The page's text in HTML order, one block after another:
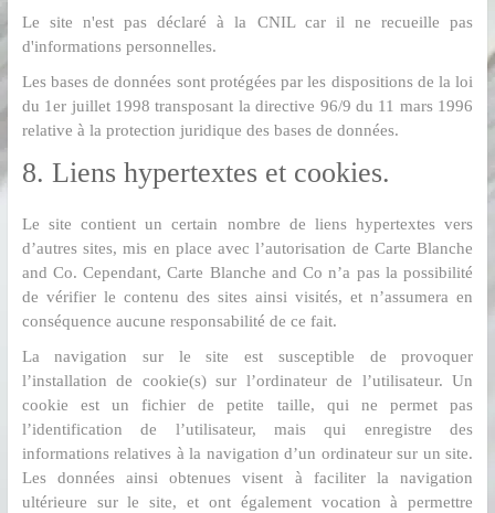
Le site n'est pas déclaré à la CNIL car il ne recueille pas
d'informations personnelles.
Les bases de données sont protégées par les dispositions de la loi
du 1er juillet 1998 transposant la directive 96/9 du 11 mars 1996
relative à la protection juridique des bases de données.
8. Liens hypertextes et cookies.
Le site contient un certain nombre de liens hypertextes vers
d’autres sites, mis en place avec l’autorisation de Carte Blanche
and Co. Cependant, Carte Blanche and Co n’a pas la possibilité
de vérifier le contenu des sites ainsi visités, et n’assumera en
conséquence aucune responsabilité de ce fait.
La navigation sur le site est susceptible de provoquer
l’installation de cookie(s) sur l’ordinateur de l’utilisateur. Un
cookie est un fichier de petite taille, qui ne permet pas
l’identification de l’utilisateur, mais qui enregistre des
informations relatives à la navigation d’un ordinateur sur un site.
Les données ainsi obtenues visent à faciliter la navigation
ultérieure sur le site, et ont également vocation à permettre